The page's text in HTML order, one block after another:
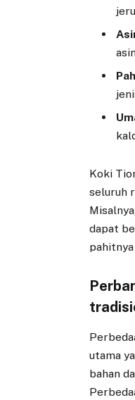
Koki
seluruh
dapat
utama
bahan